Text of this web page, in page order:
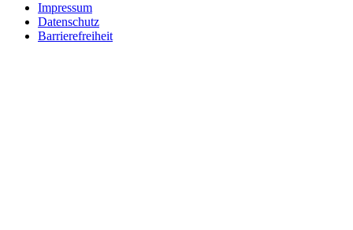
Impressum
Datenschutz
Barrierefreiheit